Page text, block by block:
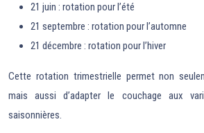
21 juin : rotation pour l’été
21 septembre : rotation pour l’automne
21 décembre : rotation pour l’hiver
Cette rotation trimestrielle permet non
mais aussi d’adapter le couchage aux
saisonnières.